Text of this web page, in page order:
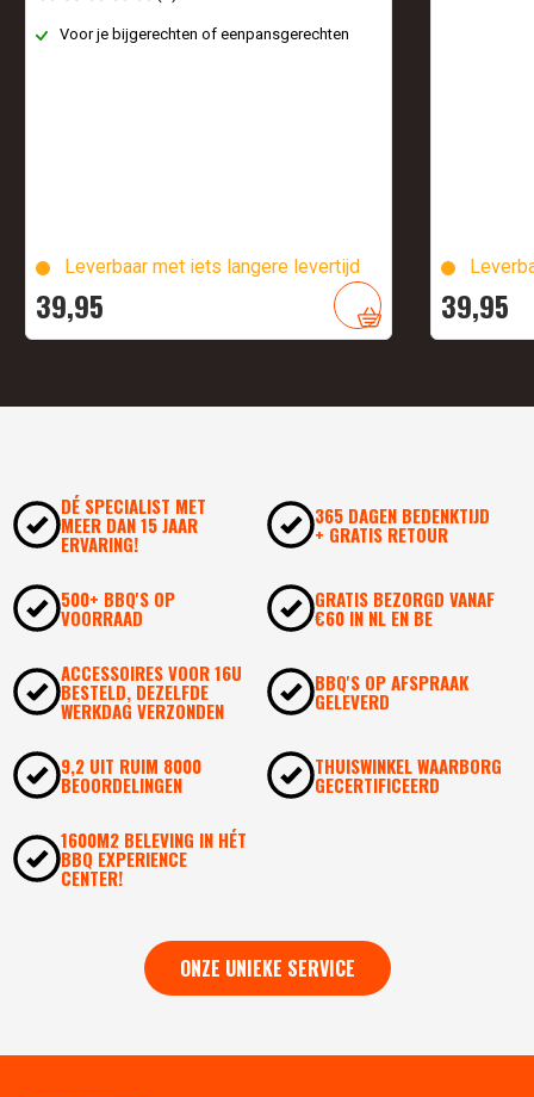
Voor je bijgerechten of eenpansgerechten
Leverbaar met iets langere levertijd
39,95 39,95
DÉ SPECIALIST MET
MEER DAN 15 JAAR
ERVARING!
365 DAGEN BEDENKTIJD
+ GRATIS RETOUR
500+ BBQ'S OP
VOORRAAD
GRATIS BEZORGD VANAF
€60 IN NL EN BE
ACCESSOIRES VOOR 16U
BESTELD, DEZELFDE
WERKDAG VERZONDEN
BBQ'S OP AFSPRAAK
GELEVERD
9,2 UIT RUIM 8000
BEOORDELINGEN
THUISWINKEL WAARBORG
GECERTIFICEERD
1600M2 BELEVING IN HÉT
BBQ EXPERIENCE
CENTER!
ONZE UNIEKE SERVICE